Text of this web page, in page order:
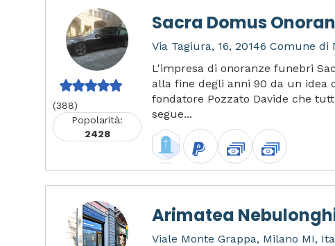
(388)
Popolarità:
2428
Sacra Domus
Via Tagiura, 16, 20146 Comune
L'impresa di onoranze funebri
alla fine degli anni 90 da un idea
fondatore Pozzato Davide che
segue...
Arimatea
Viale Monte Grappa, Milano MI,